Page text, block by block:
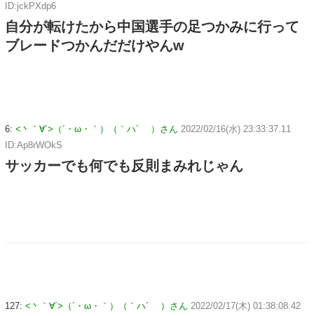
ID:jckPXdp6
自分が転けたから中国選手の足つかみに行って
ブレードつかんだだけやんw
6: <丶｀∀´>（´・ω・｀）（｀ハ´ ）さん 2022/02/16(水) 23:33:37.11
ID:Ap8rWOkS
サッカーでも何でも反則まみれじゃん
127: <丶｀∀´>（´・ω・｀）（｀ハ´ ）さん 2022/02/17(木) 01:38:08.42